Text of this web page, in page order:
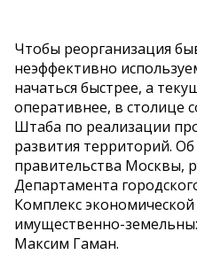
Чтобы реорганизация
неэффективно
начаться быстрее, а
оперативнее, в столице
Штаба по реализации
развития территорий.
правительства Москвы,
Департамента
Комплекс
имущественно-
Максим Гаман.